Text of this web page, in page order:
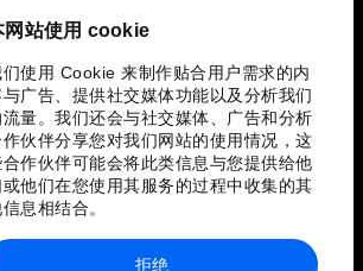
网站使用 cookie
们使用 Cookie 来制作贴合用户需求的内
广告、提供社交媒体功能以及分析我们
流量。我们还会与社交媒体、广告和分析
伙伴分享您对我们网站的使用情况，这
作伙伴可能会将此类信息与您提供给他
他们在您使用其服务的过程中收集的其
息相结合。
拒绝